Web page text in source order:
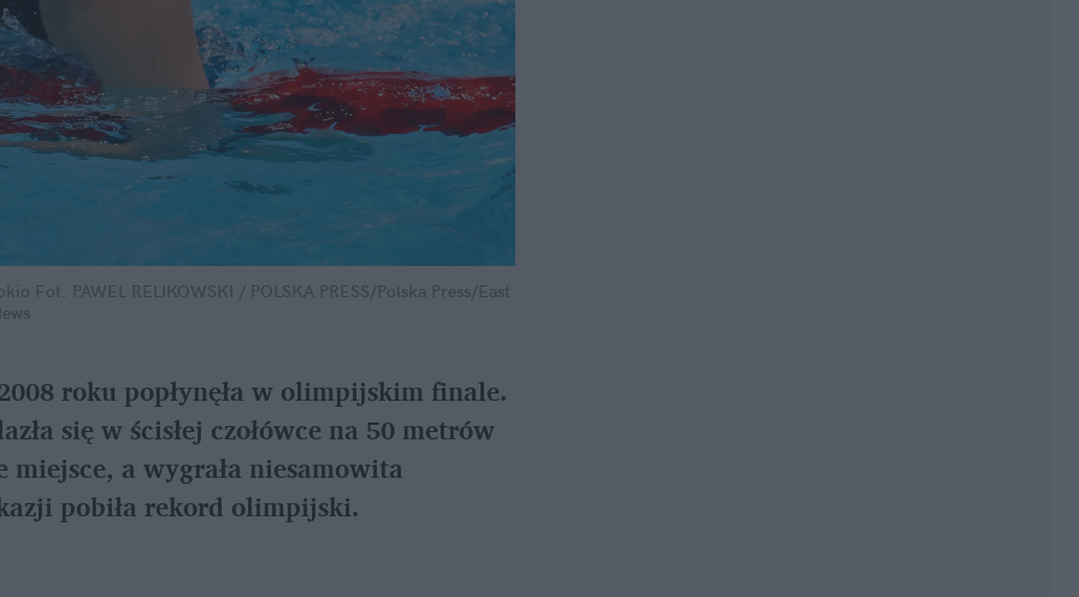
Fot. PAWEL RELIKOWSKI / POLSKA PRESS/Polska Press/East
roku popłynęła w olimpijskim finale.
się w ścisłej czołówce na 50 metrów
a wygrała niesamowita
pobiła rekord olimpijski.